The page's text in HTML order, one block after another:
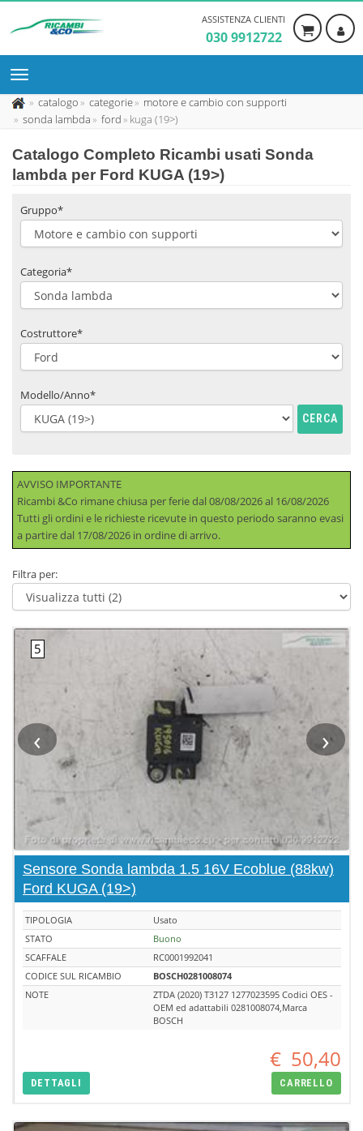
ASSISTENZA CLIENTI
030 9912722
catalogo categorie
motore e cambio con supporti
sonda lambda
ford kuga (19>)
Catalogo Completo Ricambi usati Sonda
lambda per Ford KUGA (19>)
Gruppo*
Categoria*
Costruttore*
Modello/Anno*
CERCA
AVVISO IMPORTANTE
Ricambi &Co rimane chiusa per ferie dal 08/08/2026 al 16/08/2026
Tutti gli ordini e le richieste ricevute in questo periodo saranno evasi
a partire dal 17/08/2026 in ordine di arrivo.
Filtra per:
‹ ›
Sensore Sonda lambda 1.5 16V Ecoblue (88kw)
Ford KUGA (19>)
TIPOLOGIA
Usato
STATO
Buono
SCAFFALE
RC0001992041
CODICE SUL RICAMBIO
BOSCH0281008074
NOTE
ZTDA (2020) T3127 1277023595 Codici OES -
OEM ed adattabili 0281008074,Marca
BOSCH
€ 50,40
DETTAGLI CARRELLO